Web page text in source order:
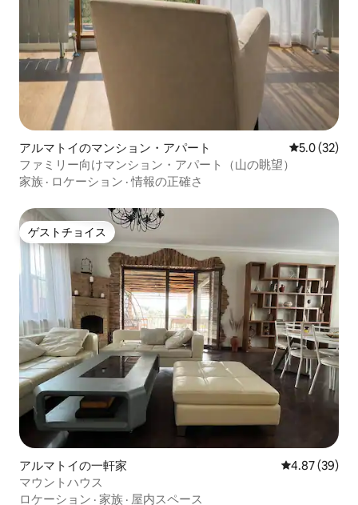
アルマトイのマンション・アパート レビュー32
5.0 (32)
ファミリー向けマンション・アパート（山の眺望）
家族 · ロケーション ·情報の正確さ
ゲストチョイス
ゲストチョイス
アルマトイの一軒家 レビュー39
4.87 (39)
マウントハウス
ロケーション · 家族 · 屋内スペース